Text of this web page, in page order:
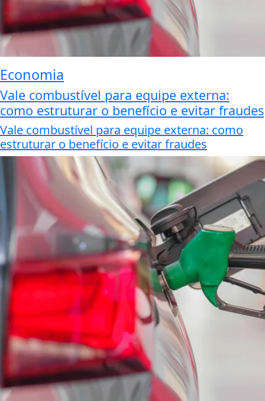
Economia
Vale combustível para equipe externa:
como estruturar o benefício e evitar fraudes
Vale combustível para equipe externa: como
estruturar o benefício e evitar fraudes